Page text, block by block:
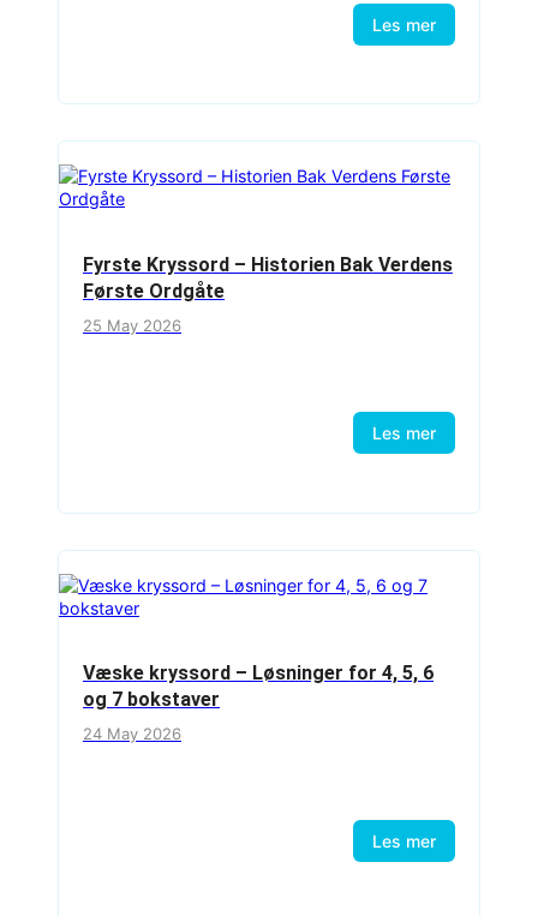
Les mer
Fyrste Kryssord – Historien Bak Verdens
Første Ordgåte
25 May 2026
Les mer
Væske kryssord – Løsninger for 4, 5, 6
og 7 bokstaver
24 May 2026
Les mer